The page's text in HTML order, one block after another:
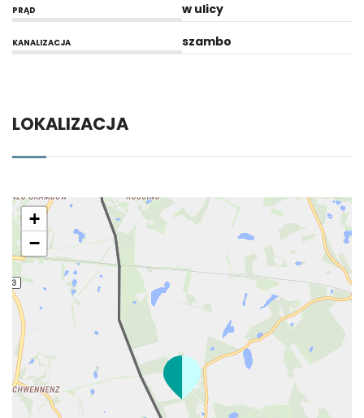
PRĄD w ulicy
KANALIZACJA szambo
LOKALIZACJA
+
−